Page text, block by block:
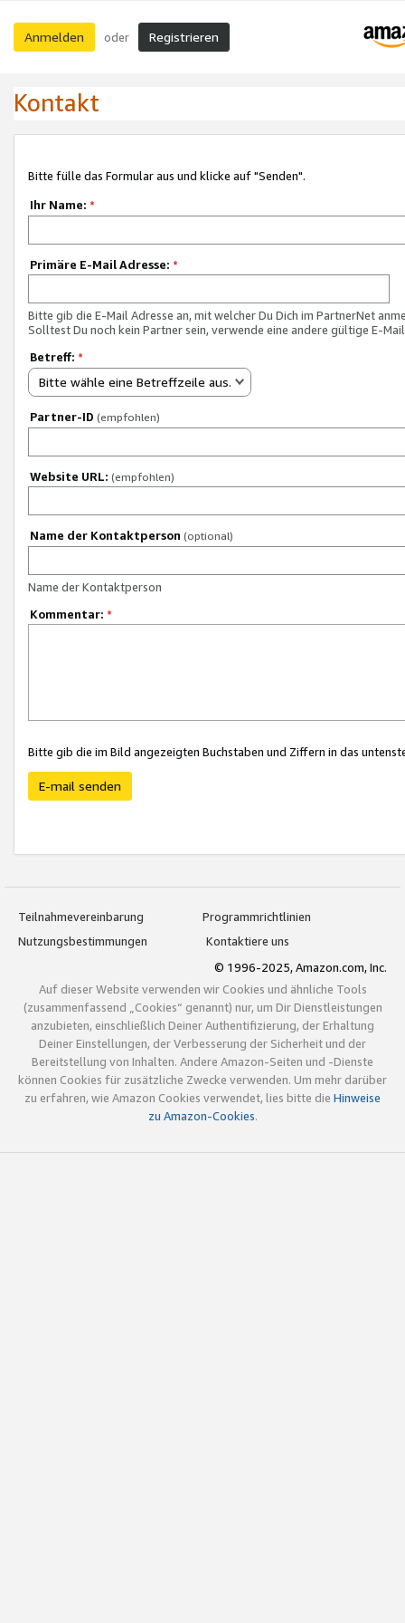
Anmelden oder Registrieren
Kontakt
Bitte fülle das Formular aus und klicke auf "Senden".
Ihr Name: *
Primäre E-Mail Adresse: *
Bitte gib die E-Mail Adresse an, mit welcher Du Dich im PartnerNet
Solltest Du noch kein Partner sein, verwende eine andere gültige E-
Betreff: *
Bitte wähle eine Betreffzeile aus.
Partner-ID (empfohlen)
Website URL: (empfohlen)
Name der Kontaktperson (optional)
Name der Kontaktperson
Kommentar: *
Bitte gib die im Bild angezeigten Buchstaben und Ziffern in das
E-mail senden
Teilnahmevereinbarung
Programmrichtlinien
Nutzungsbestimmungen
Kontaktiere uns
© 1996-2025, Amazon.com, Inc.
Auf dieser Website verwenden wir Cookies und ähnliche Tools
(zusammenfassend „Cookies“ genannt) nur, um Dir Dienstleistungen
anzubieten, einschließlich Deiner Authentifizierung, der Erhaltung
Deiner Einstellungen, der Verbesserung der Sicherheit und der
Bereitstellung von Inhalten. Andere Amazon-Seiten und -Dienste
können Cookies für zusätzliche Zwecke verwenden. Um mehr darüber
zu erfahren, wie Amazon Cookies verwendet, lies bitte die Hinweise
zu Amazon-Cookies.